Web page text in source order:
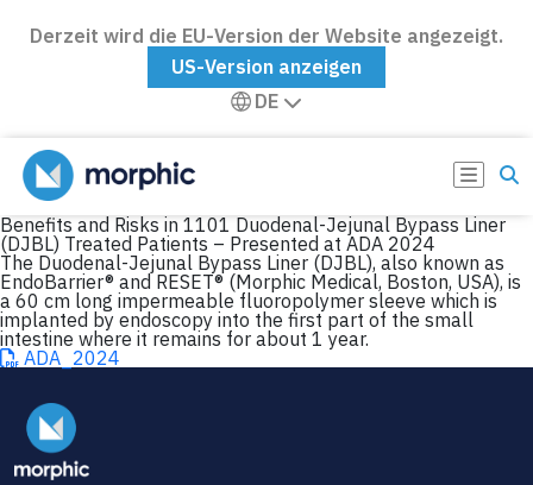
Derzeit wird die EU-Version der Website angezeigt.
US-Version anzeigen
DE
Benefits and Risks in 1101 Duodenal-Jejunal Bypass Liner
(DJBL) Treated Patients – Presented at ADA 2024
The Duodenal-Jejunal Bypass Liner (DJBL), also known as
EndoBarrier® and RESET® (Morphic Medical, Boston, USA), is
a 60 cm long impermeable fluoropolymer sleeve which is
implanted by endoscopy into the first part of the small
intestine where it remains for about 1 year.
ADA_2024